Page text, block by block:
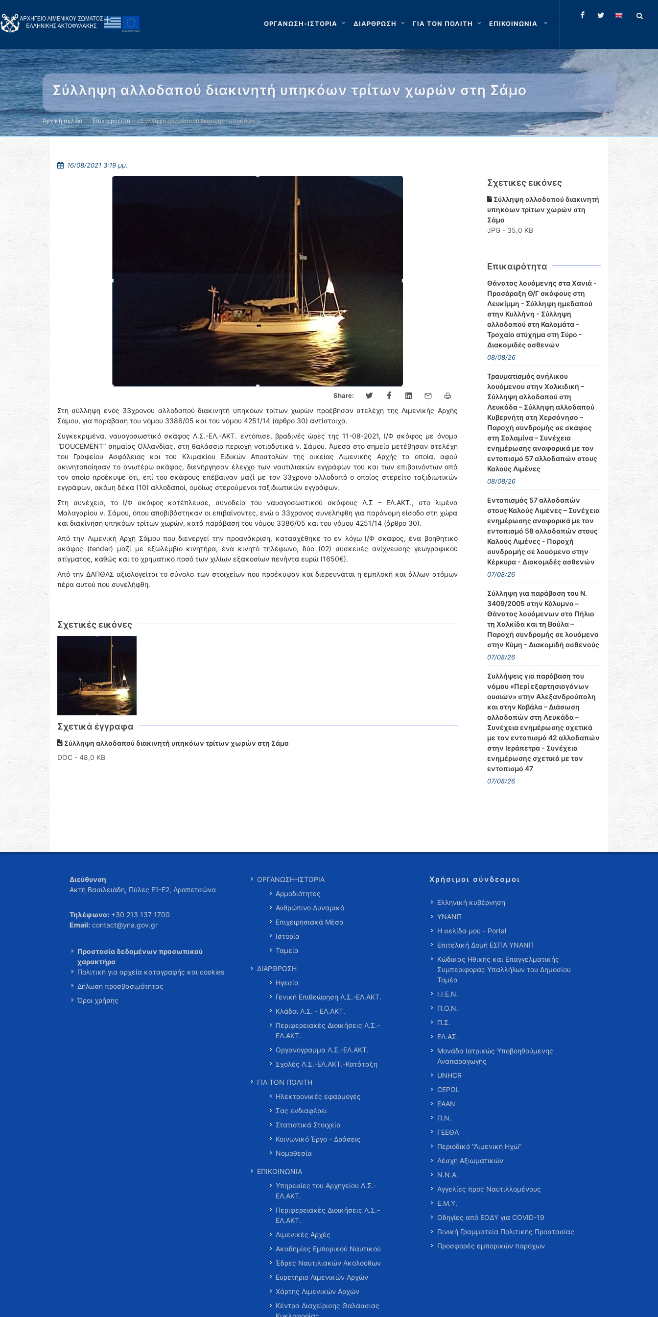
ΟΡΓΑΝΩΣΗ-ΙΣΤΟΡΙΑ ΔΙΑΡΘΡΩΣΗ ΓΙΑ ΤΟΝ ΠΟΛΙΤΗ ΕΠΙΚΟΙΝΩΝΙΑ
Σύλληψη αλλοδαπού διακινητή υπηκόων τρίτων χωρών στη Σάμο
Αρχική σελίδα Επικαιρότητα Σύλληψη αλλοδαπού διακινητή υπηκόων …
16/08/2021 3:19 μμ.
Share:
Στη σύλληψη ενός 33χρονου αλλοδαπού διακινητή υπηκόων τρίτων χωρών προέβησαν στελέχη της Λιμενικής Αρχής
Σάμου, για παράβαση του νόμου 3386/05 και του νόμου 4251/14 (άρθρο 30) αντίστοιχα.
Συγκεκριμένα, ναυαγοσωστικό σκάφος Λ.Σ.-ΕΛ.-ΑΚΤ. εντόπισε, βραδινές ώρες της 11-08-2021, Ι/Φ σκάφος με όνομα
“DOUCEMENT” σημαίας Ολλανδίας, στη θαλάσσια περιοχή νοτιοδυτικά ν. Σάμου. Άμεσα στο σημείο μετέβησαν στελέχη
του Γραφείου Ασφάλειας και του Κλιμακίου Ειδικών Αποστολών της οικείας Λιμενικής Αρχής τα οποία, αφού
ακινητοποίησαν το ανωτέρω σκάφος, διενήργησαν έλεγχο των ναυτιλιακών εγγράφων του και των επιβαινόντων από
τον οποίο προέκυψε ότι, επί του σκάφους επέβαιναν μαζί με τον 33χρονο αλλοδαπό ο οποίος στερείτο ταξιδιωτικών
εγγράφων, ακόμη δέκα (10) αλλοδαποί, ομοίως στερούμενοι ταξιδιωτικών εγγράφων.
Στη συνέχεια, το Ι/Φ σκάφος κατέπλευσε, συνοδεία του ναυαγοσωστικού σκάφους Λ.Σ – ΕΛ.ΑΚΤ., στο λιμένα
Μαλαγαρίου ν. Σάμου, όπου αποβιβάστηκαν οι επιβαίνοντες, ενώ ο 33χρονος συνελήφθη για παράνομη είσοδο στη χώρα
και διακίνηση υπηκόων τρίτων χωρών, κατά παράβαση του νόμου 3386/05 και του νόμου 4251/14 (άρθρο 30).
Από την Λιμενική Αρχή Σάμου που διενεργεί την προανάκριση, κατασχέθηκε το εν λόγω Ι/Φ σκάφος, ένα βοηθητικό
σκάφος (tender) μαζί με εξωλέμβιο κινητήρα, ένα κινητό τηλέφωνο, δύο (02) συσκευές ανίχνευσης γεωγραφικού
στίγματος, καθώς και το χρηματικό ποσό των χιλίων εξακοσίων πενήντα ευρώ (1650€).
Από την ΔΑΠΘΑΣ αξιολογείται το σύνολο των στοιχείων που προέκυψαν και διερευνάται η εμπλοκή και άλλων ατόμων
πέρα αυτού που συνελήφθη.
Σχετικές εικόνες
Σχετικά έγγραφα
Σύλληψη αλλοδαπού διακινητή υπηκόων τρίτων χωρών στη Σάμο
DOC - 48,0 KB
Σχετικες εικόνες
Σύλληψη αλλοδαπού διακινητή
υπηκόων τρίτων χωρών στη
Σάμο
JPG - 35,0 KB
Επικαιρότητα
Θάνατος λουόμενης στα Χανιά -
Προσάραξη Θ/Γ σκάφους στη
Λευκίμμη - Σύλληψη ημεδαπού
στην Κυλλήνη - Σύλληψη
αλλοδαπού στη Καλαμάτα –
Τροχαίο ατύχημα στη Σύρο -
Διακομιδές ασθενών
08/08/26
Τραυματισμός ανήλικου
λουόμενου στην Χαλκιδική –
Σύλληψη αλλοδαπού στη
Λευκάδα – Σύλληψη αλλοδαπού
Κυβερνήτη στη Χερσόνησο –
Παροχή συνδρομής σε σκάφος
στη Σαλαμίνα – Συνέχεια
ενημέρωσης αναφορικά με τον
εντοπισμό 57 αλλοδαπών στους
Καλούς Λιμένες
08/08/26
Εντοπισμός 57 αλλοδαπών
στους Καλούς Λιμένες – Συνέχεια
ενημέρωσης αναφορικά με τον
εντοπισμό 58 αλλοδαπών στους
Καλούς Λιμένες - Παροχή
συνδρομής σε λουόμενο στην
Κέρκυρα - Διακομιδές ασθενών
07/08/26
Σύλληψη για παράβαση του Ν.
3409/2005 στην Κάλυμνο –
Θάνατος λουόμενων στο Πήλιο
τη Χαλκίδα και τη Βούλα –
Παροχή συνδρομής σε λουόμενο
στην Κύμη - Διακομιδή ασθενούς
07/08/26
Συλλήψεις για παράβαση του
νόμου «Περί εξαρτησιογόνων
ουσιών» στην Αλεξανδρούπολη
και στην Καβάλα – Διάσωση
αλλοδαπών στη Λευκάδα –
Συνέχεια ενημέρωσης σχετικά
με τον εντοπισμό 42 αλλοδαπών
στην Ιεράπετρα - Συνέχεια
ενημέρωσης σχετικά με τον
εντοπισμό 47
07/08/26
Διεύθυνση
Ακτή Βασιλειάδη, Πύλες Ε1-Ε2, Δραπετσώνα
Τηλέφωνο: +30 213 137 1700
Email: contact@yna.gov.gr
Προστασία δεδομένων προσωπικού
χαρακτήρα
Πολιτική για αρχεία καταγραφής και cookies
Δήλωση προσβασιμότητας
Όροι χρήσης
ΟΡΓΑΝΩΣΗ-ΙΣΤΟΡΙΑ
Αρμοδιότητες
Ανθρώπινο Δυναμικό
Επιχειρησιακά Μέσα
Ιστορία
Ταμεία
ΔΙΑΡΘΡΩΣΗ
Ηγεσία
Γενική Επιθεώρηση Λ.Σ.-ΕΛ.ΑΚΤ.
Κλάδοι Λ.Σ. - ΕΛ.ΑΚΤ.
Περιφερειακές Διοικήσεις Λ.Σ.-
ΕΛ.ΑΚΤ.
Οργανόγραμμα Λ.Σ.-ΕΛ.ΑΚΤ.
Σχολές Λ.Σ.-ΕΛ.ΑΚΤ.-Κατάταξη
ΓΙΑ ΤΟΝ ΠΟΛΙΤΗ
Ηλεκτρονικές εφαρμογές
Σας ενδιαφέρει
Στατιστικά Στοιχεία
Κοινωνικό Έργο - Δράσεις
Νομοθεσία
ΕΠΙΚΟΙΝΩΝΙΑ
Υπηρεσίες του Αρχηγείου Λ.Σ.-
ΕΛ.ΑΚΤ.
Περιφερειακές Διοικήσεις Λ.Σ.-
ΕΛ.ΑΚΤ.
Λιμενικές Αρχές
Ακαδημίες Εμπορικού Ναυτικού
Έδρες Ναυτιλιακών Ακολούθων
Ευρετήριο Λιμενικών Αρχών
Χάρτης Λιμενικών Αρχών
Κέντρα Διαχείρισης Θαλάσσιας
Χρήσιμοι σύνδεσμοι
Ελληνική κυβέρνηση
ΥΝΑΝΠ
Η σελίδα μου - Portal
Επιτελική Δομή ΕΣΠΑ ΥΝΑΝΠ
Κώδικας Ηθικής και Επαγγελματικής
Συμπεριφοράς Υπαλλήλων του Δημοσίου
Τομέα
Ι.Ι.Ε.Ν.
Π.Ο.Ν.
Π.Σ.
ΕΛ.ΑΣ.
Μονάδα Ιατρικώς Υποβοηθούμενης
Αναπαραγωγής
UNHCR
CEPOL
ΕΑΑΝ
Π.Ν.
ΓΕΕΘΑ
Περιοδικό “Λιμενική Ηχώ”
Λέσχη Αξιωματικών
Ν.Ν.Α.
Αγγελίες προς Ναυτιλλομένους
Ε.Μ.Υ.
Οδηγίες από ΕΟΔΥ για COVID-19
Γενική Γραμματεία Πολιτικής Προστασίας
Προσφορές εμπορικών παρόχων